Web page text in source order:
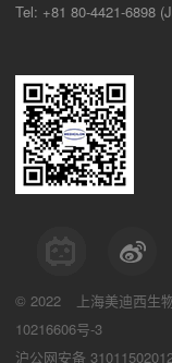
Tel: +81 80-4421-6898
© 2022 上海美迪西生
10216606号-3
沪公网安备